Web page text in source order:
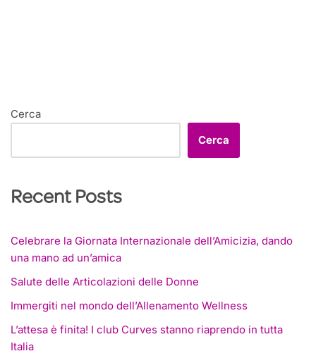
Cerca
Cerca
Recent Posts
Celebrare la Giornata Internazionale dell’Amicizia, dando
una mano ad un’amica
Salute delle Articolazioni delle Donne
Immergiti nel mondo dell’Allenamento Wellness
L’attesa è finita! I club Curves stanno riaprendo in tutta
Italia